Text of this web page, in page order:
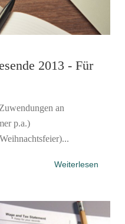
2013 - Für
an
p.a.)
Weiterlesen